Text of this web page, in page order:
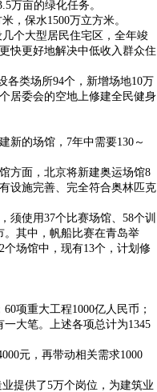
亩的绿化任务。
保水1500万立方米。
个大型居民住宅区，全年竣
快更好地解决中低收入群众住
类场所94个，新增场地10万
居委会的空地上修建全民健身
的场馆，7年中需要130～
面，北京将新建奥运场馆8
设施完善、完全符合奥林匹克
使用37个比赛场馆、58个训
。其中，帆船比赛在青岛举
场馆中，现有13个，计划修
项重大工程1000亿人民币；
大笔。上述各项总计为1345
元，再带动相关需求1000
提供了5万个岗位，为建筑业